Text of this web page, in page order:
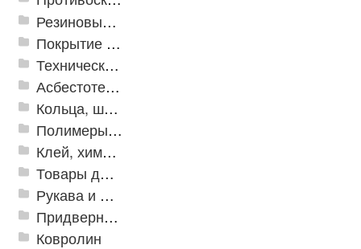
Резиновые и ПВХ дорожки
Покрытие из резиновой крошки
Техническая резина
Асбестотехнические и теплоизоляционные материалы
Кольца, шайбы, манжеты
Полимеры и пластики
Клей, химия, сопутствующие товары
Товары для дома
Рукава и шланги промышленные
Придверные решетки
Ковролин